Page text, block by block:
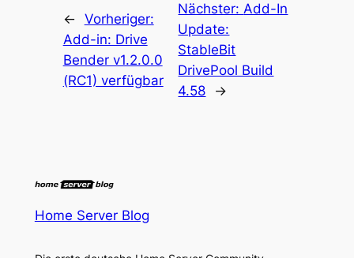
← Vorheriger:
Add-in: Drive
Bender v1.2.0.0
(RC1) verfügbar
Nächster:Add-In
Update:
StableBit
DrivePool Build
4.58
→
Home Server Blog